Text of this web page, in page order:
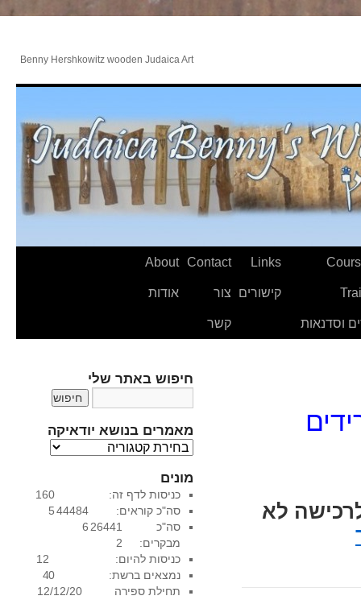
Benny Hershkowitz wooden Judaica Art
וסדנאות
Links
קישורים
Contact
צור
קשר
About
אודות
לא
חיפוש באתר שלי
מאמרים בנושא יודאיקה
מ
מ
ר
י
ם
נ
ו
ש
מונים
160
5
כניסות לדף זה:
44484
6
סה"כ קוראים:
26441
2
סה"כ
מבקרים:
12
4
כניסות להיום:
0
נמצאים ברשת:
12/12/20
תחילת ספירה